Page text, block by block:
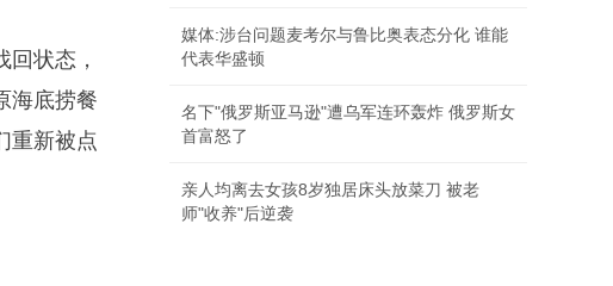
状态，
海底捞餐
重新被点
媒体:涉台问题麦考尔与鲁比奥表态分化 谁能
代表华盛顿
名下"俄罗斯亚马逊"遭乌军连环轰炸 俄罗斯女
首富怒了
亲人均离去女孩8岁独居床头放菜刀 被老
师"收养"后逆袭